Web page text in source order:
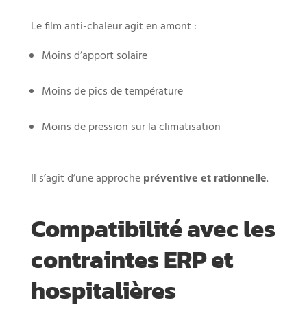
Le film anti-chaleur agit en amont :
Moins d’apport solaire
Moins de pics de température
Moins de pression sur la climatisation
Il s’agit d’une approchepréventive et rationnelle.
Compatibilité avec les
contraintes ERP et
hospitalières